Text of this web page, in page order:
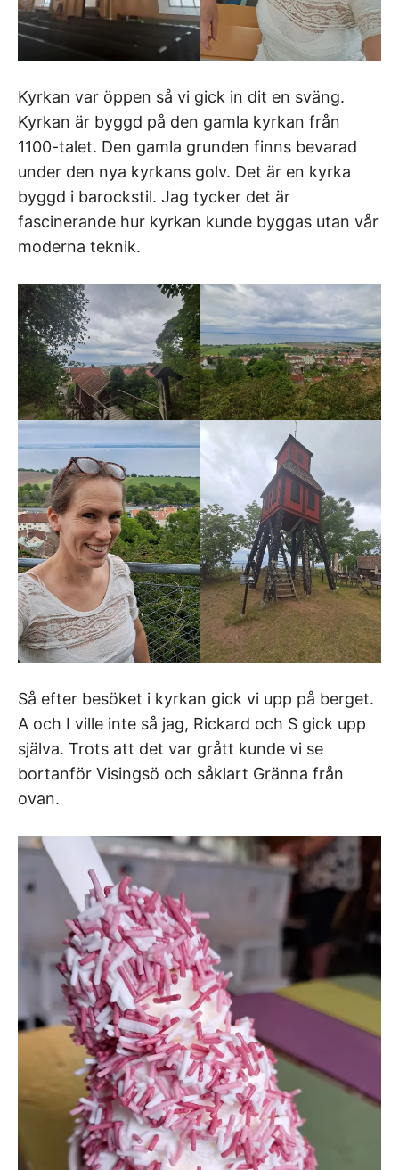
Kyrkan var öppen så vi gick in dit en sväng.
Kyrkan är byggd på den gamla kyrkan från
1100-talet. Den gamla grunden finns bevarad
under den nya kyrkans golv. Det är en kyrka
byggd i barockstil. Jag tycker det är
fascinerande hur kyrkan kunde byggas utan vår
moderna teknik.
Så efter besöket i kyrkan gick vi upp på berget.
A och I ville inte så jag, Rickard och S gick upp
själva. Trots att det var grått kunde vi se
bortanför Visingsö och såklart Gränna från
ovan.